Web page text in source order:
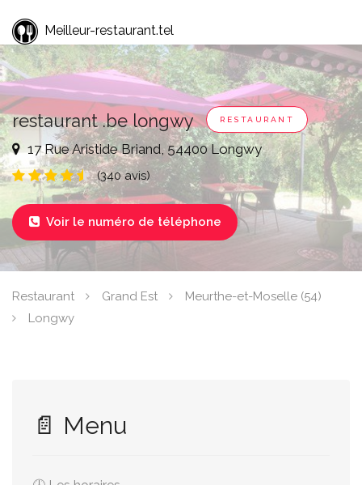
Meilleur-restaurant.tel
restaurant .be longwy RESTAURANT
17 Rue Aristide Briand, 54400 Longwy
(340 avis)
 Voir le numéro de téléphone
Restaurant Grand Est
Meurthe-et-Moselle (54)
Longwy
📄 Menu